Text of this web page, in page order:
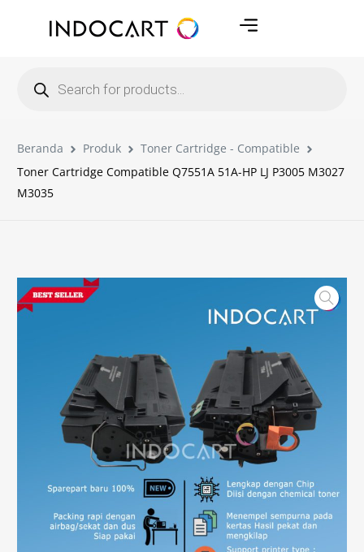
Beranda Produk
Toner Cartridge - Compatible
Toner Cartridge Compatible Q7551A 51A-HP LJ P3005 M3027
M3035